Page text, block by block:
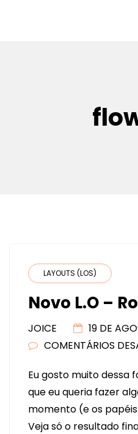
LAYOUTS (LOS)
Novo L.O –
JOICE
19 DE
COMENTÁRIOS
Eu gosto muito dessa
que eu queria fazer
momento (e os
Veja só o resultado